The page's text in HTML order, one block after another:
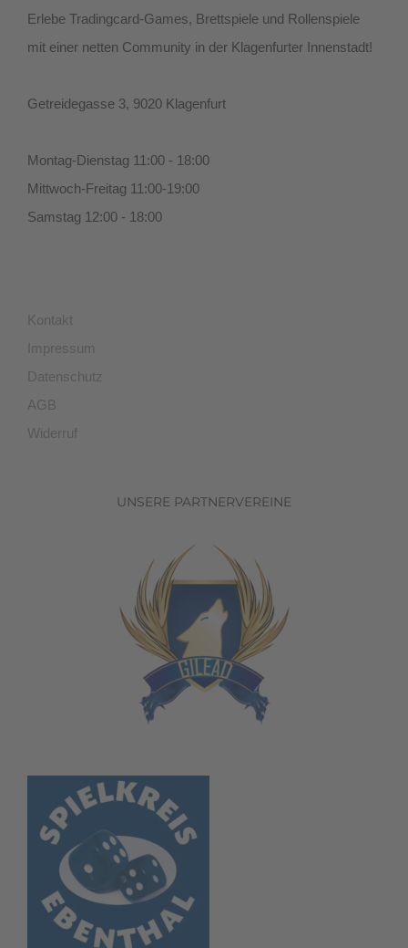
Erlebe Tradingcard-Games, Brettspiele und Rollenspiele
mit einer netten Community in der Klagenfurter Innenstadt!
Getreidegasse 3, 9020 Klagenfurt
Montag-Dienstag 11:00 - 18:00
Mittwoch-Freitag 11:00-19:00
Samstag 12:00 - 18:00
Kontakt
Impressum
Datenschutz
AGB
Widerruf
UNSERE PARTNERVEREINE